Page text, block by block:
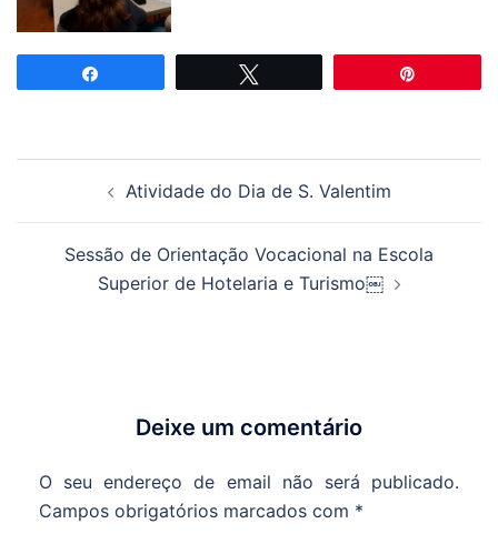
Atividade do Dia de S. Valentim
Sessão de Orientação Vocacional na Escola
Superior de Hotelaria e Turismo￼
Deixe um comentário
O seu endereço de email não será publicado.
Campos obrigatórios marcados com *